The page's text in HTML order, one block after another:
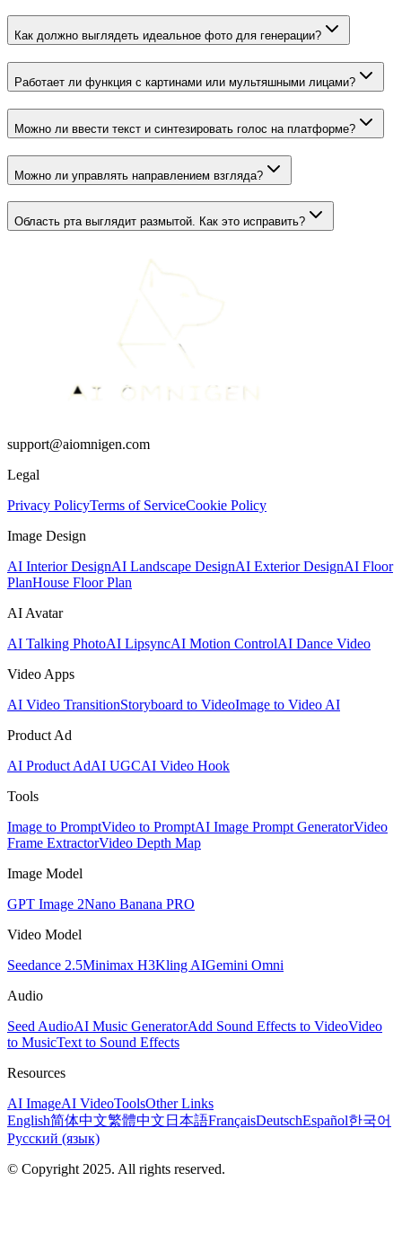
Как должно выглядеть идеальное фото для генерации?
Работает ли функция с картинами или мультяшными лицами?
Можно ли ввести текст и синтезировать голос на платформе?
Можно ли управлять направлением взгляда?
Область рта выглядит размытой. Как это исправить?
support@aiomnigen.com
Legal
Privacy PolicyTerms of ServiceCookie Policy
Image Design
AI Interior DesignAI Landscape DesignAI Exterior DesignAI Floor
PlanHouse Floor Plan
AI Avatar
AI Talking PhotoAI LipsyncAI Motion ControlAI Dance Video
Video Apps
AI Video TransitionStoryboard to VideoImage to Video AI
Product Ad
AI Product AdAI UGCAI Video Hook
Tools
Image to PromptVideo to PromptAI Image Prompt GeneratorVideo
Frame ExtractorVideo Depth Map
Image Model
GPT Image 2Nano Banana PRO
Video Model
Seedance 2.5Minimax H3Kling AIGemini Omni
Audio
Seed AudioAI Music GeneratorAdd Sound Effects to VideoVideo
to MusicText to Sound Effects
Resources
AI ImageAI VideoToolsOther Links
English简体中文繁體中文 日本語FrançaisDeutschEspañol한국어
Русский (язык)
© Copyright 2025. All rights reserved.